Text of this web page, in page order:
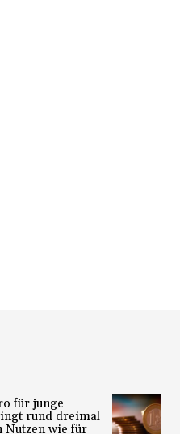
für junge
rund dreimal
Nutzen wie für